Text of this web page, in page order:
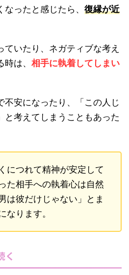
ったと感じたら、 復縁が近
いたり、ネガティブな考え
は、 相手に執着してしまい
不安になったり、「この人じ
と考えてしまうこともあった
につれて精神が安定して
た相手への執着心は自然
は彼だけじゃない」とま
なります。
く